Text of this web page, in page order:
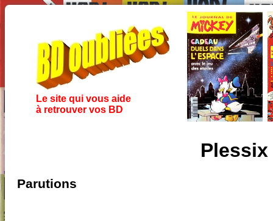
Le site qui vous aide
à retrouver vos BD
Parutions